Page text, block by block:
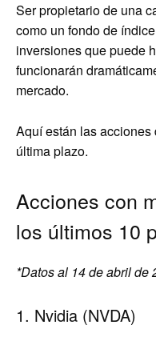
Ser propietario de una
como un fondo de
inversiones que puede
funcionarán
mercado.
Aquí están las
última plazo.
Acciones con
los últimos 10
*Datos al 14 de abril de
1. Nvidia (NVDA)